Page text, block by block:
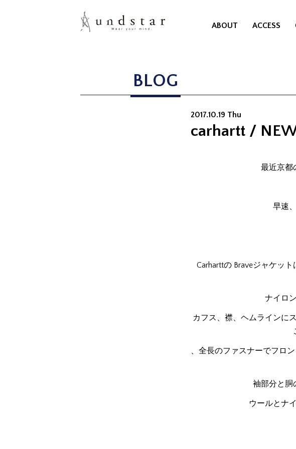
ABOUT ACCESS
BLOG
2017.10.19 Thu
carhartt /
最近京都
早速
Carharttの Braveジャケッ
ナイロ
カフス、襟、ヘムラインに
、全長のファスナーでフロ
袖部分と胴
ウールとナ